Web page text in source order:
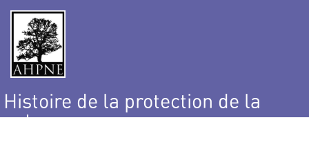
Histoire de la protection de la
nature